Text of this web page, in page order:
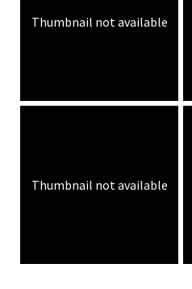
Thumbnail not available
Thumbnail not available